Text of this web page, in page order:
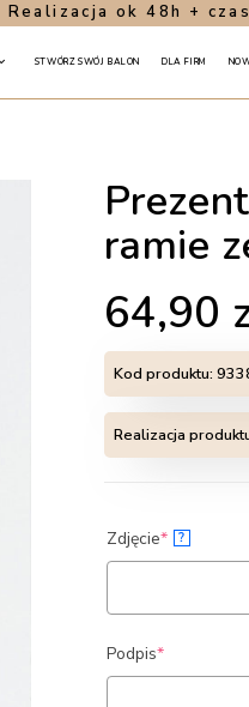
Realizacja ok 48h +
STWÓRZ SWÓJ BALON DLA FIRM
ramie
64,90
Kod produktu:
Realizacja
Zdjęcie*(required)
?
Podpis*(required)